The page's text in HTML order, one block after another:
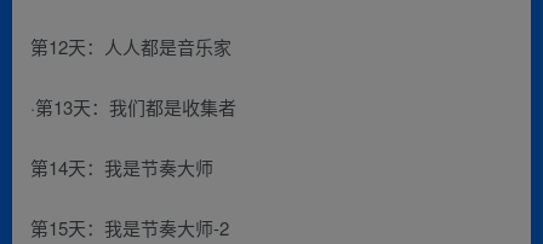
第12天：人人都是音乐家
·第13天：我们都是收集者
第14天：我是节奏大师
第15天：我是节奏大师-2